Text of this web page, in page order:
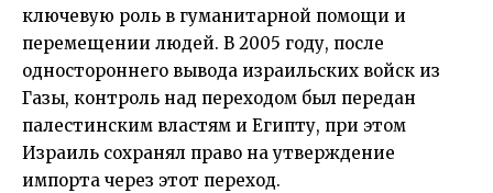
ключевую роль в гуманитарной помощи и
перемещении людей. В 2005 году, после
одностороннего вывода израильских войск из
Газы, контроль над переходом был передан
палестинским властям и Египту, при этом
Израиль сохранял право на утверждение
импорта через этот переход.